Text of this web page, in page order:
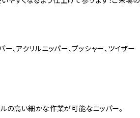
、アクリルニッパー、プッシャー、ツイザー
の高い細かな作業が可能なニッパー。